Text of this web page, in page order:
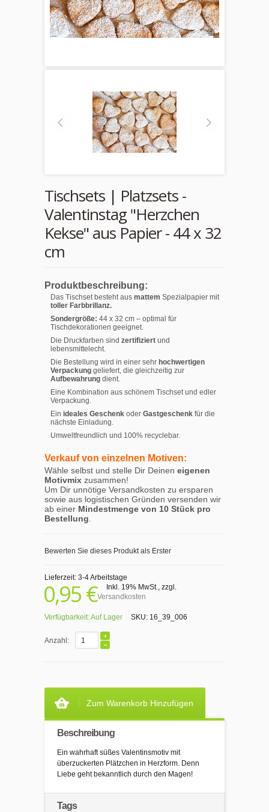
Tischsets | Platzsets -
Valentinstag "Herzchen
Kekse" aus Papier - 44 x 32
cm
Produktbeschreibung:
Das Tischset besteht aus mattem Spezialpapier mit
toller Farbbrillanz.
Sondergröße: 44 x 32 cm – optimal für
Tischdekorationen geeignet.
Die Druckfarben sind zertifiziert und
lebensmittelecht.
Die Bestellung wird in einer sehr hochwertigen
Verpackung geliefert, die gleichzeitig zur
Aufbewahrung dient.
Eine Kombination aus schönem Tischset und edler
Verpackung.
Ein ideales Geschenk oder Gastgeschenk für die
nächste Einladung.
Umweltfreundlich und 100% recyclebar.
Verkauf von einzelnen Motiven:
Wähle selbst und stelle Dir Deinen eigenen
Motivmix zusammen!
Um Dir unnötige Versandkosten zu ersparen
sowie aus logistischen Gründen versenden wir
ab einer Mindestmenge von 10 Stück pro
Bestellung.
Bewerten Sie dieses Produkt als Erster
Lieferzeit: 3-4 Arbeitstage
0,95 € Inkl. 19% MwSt., zzgl.
Versandkosten
Verfügbarkeit:Auf Lager SKU: 16_39_006
Anzahl:
Zum Warenkorb Hinzufügen
Beschreibung
Ein wahrhaft süßes Valentinsmotiv mit
überzuckerten Plätzchen in Herzform. Denn
Liebe geht bekanntlich durch den Magen!
Tags